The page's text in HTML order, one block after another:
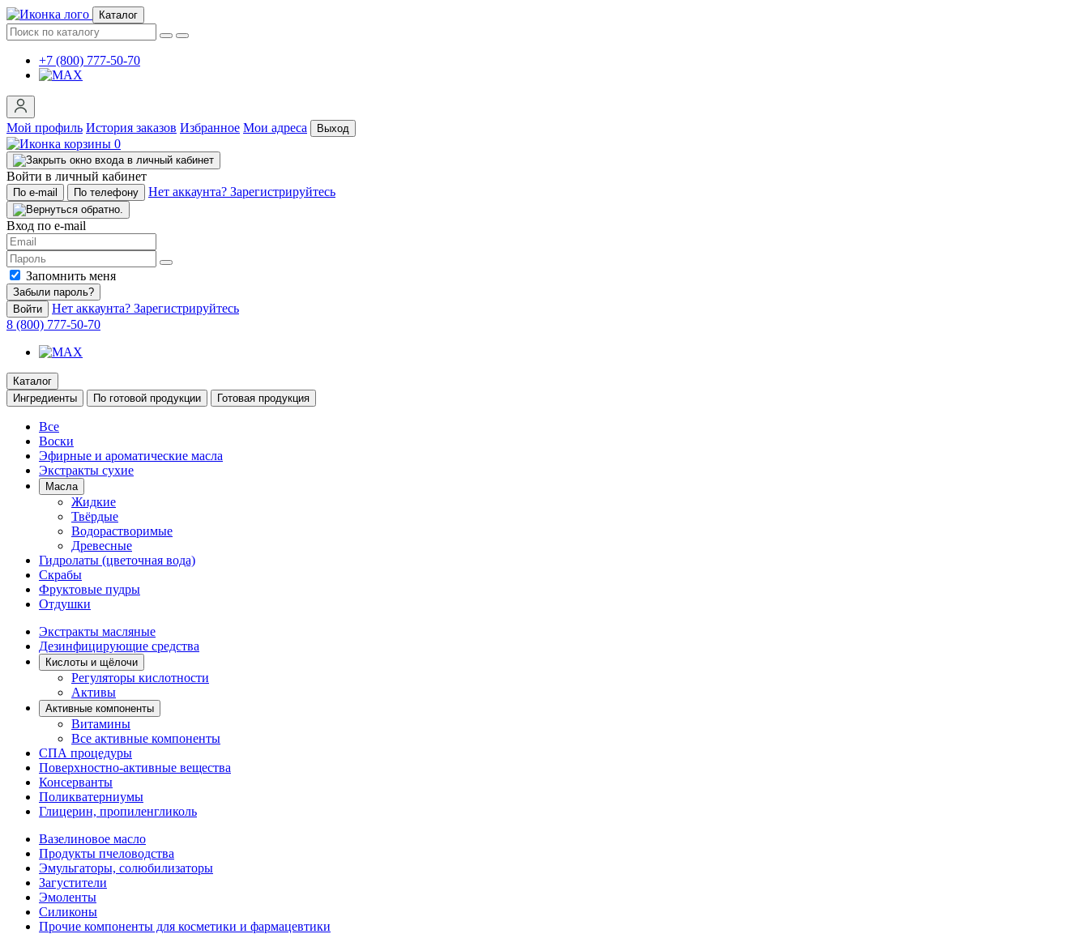
Каталог
+7 (800) 777-50-70
Мой профиль История заказов Избранное Мои адреса Выход
0
Войти в личный кабинет
По e-mail По телефону Нет аккаунта? Зарегистрируйтесь
Вход по e-mail
Запомнить меня
Забыли пароль?
Войти
Нет аккаунта? Зарегистрируйтесь
8 (800) 777-50-70
Каталог
Ингредиенты
По готовой продукции Готовая продукция
Все
Воски
Эфирные и ароматические масла
Экстракты сухие
Масла
Жидкие
Твёрдые
Водорастворимые
Древесные
Гидролаты (цветочная вода)
Скрабы
Фруктовые пудры
Отдушки
Экстракты масляные
Дезинфицирующие средства
Кислоты и щёлочи
Регуляторы кислотности
Активы
Активные компоненты
Витамины
Все активные компоненты
СПА процедуры
Поверхностно-активные вещества
Консерванты
Поликватерниумы
Глицерин, пропиленгликоль
Вазелиновое масло
Продукты пчеловодства
Эмульгаторы, солюбилизаторы
Загустители
Эмоленты
Силиконы
Прочие компоненты для косметики и фармацевтики